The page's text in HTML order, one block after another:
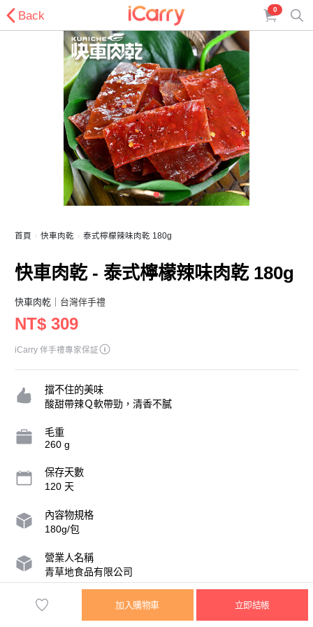
Back 0
首頁 快車肉乾 泰式檸檬辣味肉乾 180g
快車肉乾 - 泰式檸檬辣味肉乾 180g
快車肉乾 ｜台灣伴手禮
NT$ 309
iCarry 伴手禮專家保証
擋不住的美味
酸甜帶辣Ｑ軟帶勁，清香不膩
毛重
260 g
保存天數
120 天
內容物規格
180g/包
營業人名稱
青草地食品有限公司
統一編號
53107797
加入購物車 立即結帳